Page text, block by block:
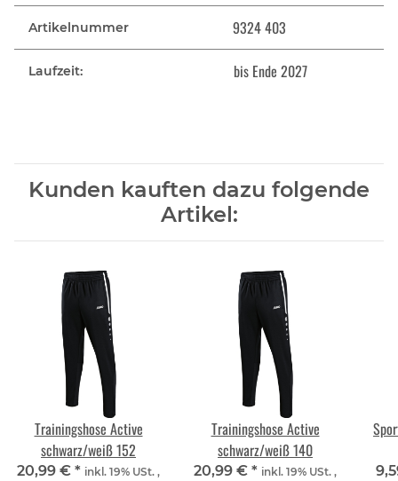
Artikelnummer 9324 403
Laufzeit: bis Ende 2027
Kunden kauften dazu folgende
Artikel:
Trainingshose Active
schwarz/weiß 152
20,99 € * inkl. 19% USt. ,
Trainingshose Active
schwarz/weiß 140
20,99 € * inkl. 19% USt. ,